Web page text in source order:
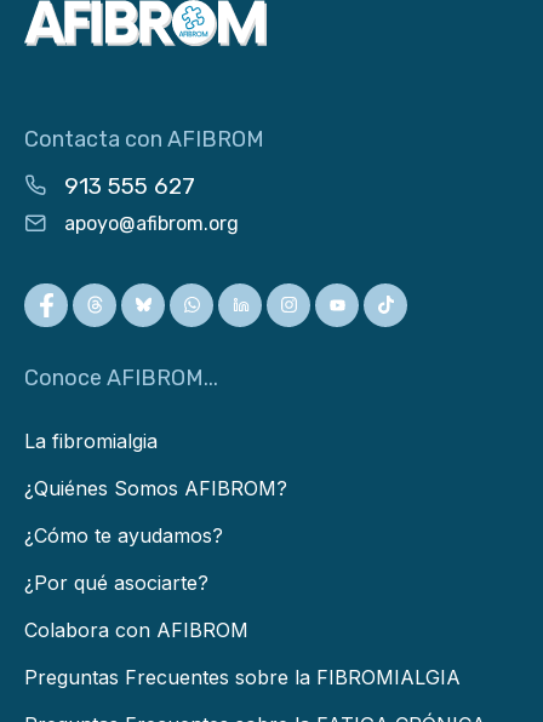
Contacta con AFIBROM
913 555 627
apoyo@afibrom.org
Conoce AFIBROM...
La fibromialgia
¿Quiénes Somos AFIBROM?
¿Cómo te ayudamos?
¿Por qué asociarte?
Colabora con AFIBROM
Preguntas Frecuentes sobre la FIBROMIALGIA